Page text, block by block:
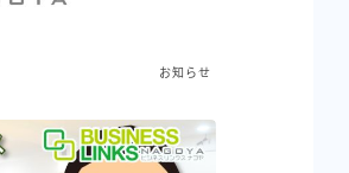
お知らせ